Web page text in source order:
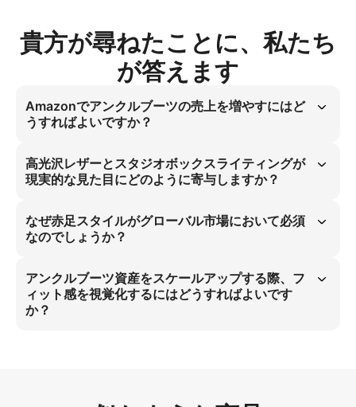
貴方が尋ねたことに、私たち
が答えます
Amazonでアンクルブーツの売上を増やすにはど
うすればよいですか？
の販売を25%向上させます。 この撮影タイプは厚底の高さとフィット
感を明らかにし、最も深刻なユーザー課題を直接解決します。エッジの
利いたストリートウェアでは、4:5比率によるハイデフィニションを重
対応可能です。
高光沢レザーとスタジオボックスライティングが
現実的な見た目にどのように寄与しますか？
製品と98%の視覚一致を達成します。 ライティングが質感と輝きを強
調し、高輝度素材の物理特性が静止姿勢で反応し、バーチャル試着にお
ける不自然さを解消してユーザ信頼を高めます。
なぜ赤足スタイルがグローバル市場において必須
なのでしょうか？
ルは必須条件です。 この方法により、ソール高さやフィット感を遮断
することなく確認でき、すべての地域のファッションリーダー層女性に
とって不可欠です。これは、衣類なしでフィット感を視覚化するという
主要なユーザー課題を直接解決します。
アンクルブーツ資産をスケールアップする際、フ
ィット感を視覚化するにはどうすればよいです
か？